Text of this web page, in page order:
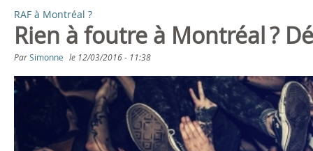
RAF à Montréal ?
Rien à foutre à Montréal ?
ParSimonne le 12/03/2016 - 11:38